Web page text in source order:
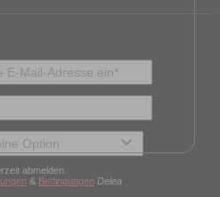
abmelden.
& Bedingungen Delea